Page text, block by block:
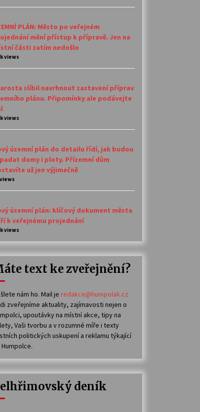
PLÁN: Město po veřejném
mění přístup k přípravě. Jen na
části zatím nedošlo
views
slíbil navrhnout zastavení příprav
plánu. Připomínky ale podávejte
views
územní plán do detailu řídí, jak budou
domy i ploty. Přízemní dům
už jen výjimečně
územní plán: klíčový dokument města
k veřejnému projednání
views
text ke zveřejnění?
nám ho. Mail je redakce@humpolak.cz
zveřejníme aktuality, zajímavosti nejen o
upoutávky na místní akce, tipy na
Vaši tvorbu a v rozumné míře i texty
politických uskupení a reklamu týkající
deník